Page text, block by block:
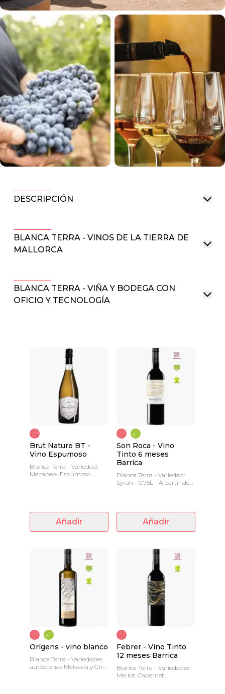
DESCRIPCIÓN
BLANCA TERRA - VINOS DE LA TIERRA DE
MALLORCA
BLANCA TERRA - VIÑA Y BODEGA CON
OFICIO Y TECNOLOGÍA
Brut Nature BT -
Vino Espumoso
Blanca Terra - Variedad:
Macabeo- Espumoso
Añadir
Son Roca - Vino
Tinto 6 meses
Barrica
Blanca Terra - Variedad:
Syrah - 0.75L - A partir de
Añadir
Orígens - vino blanco
Blanca Terra - Variedades
autóctonas Malvasía y Giró
Febrer - Vino Tinto
12 meses Barrica
Blanca Terra - Variedades:
Merlot, Cabernet